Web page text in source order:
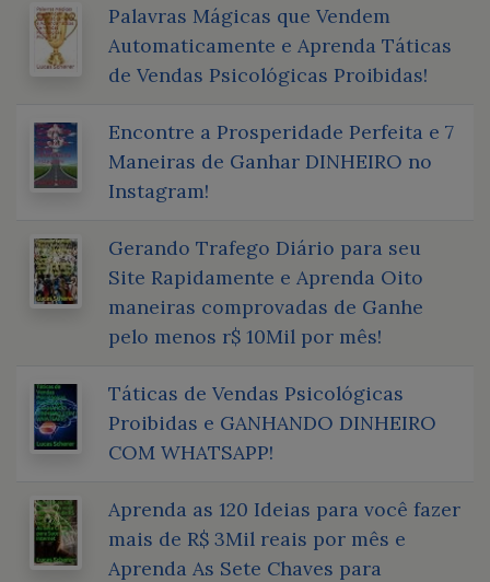
Palavras Mágicas que Vendem
Automaticamente e Aprenda Táticas
de Vendas Psicológicas Proibidas!
Encontre a Prosperidade Perfeita e 7
Maneiras de Ganhar DINHEIRO no
Instagram!
Gerando Trafego Diário para seu
Site Rapidamente e Aprenda Oito
maneiras comprovadas de Ganhe
pelo menos r$ 10Mil por mês!
Táticas de Vendas Psicológicas
Proibidas e GANHANDO DINHEIRO
COM WHATSAPP!
Aprenda as 120 Ideias para você fazer
mais de R$ 3Mil reais por mês e
Aprenda As Sete Chaves para